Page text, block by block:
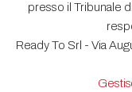
presso il Tribunale
Ready To Srl - Via